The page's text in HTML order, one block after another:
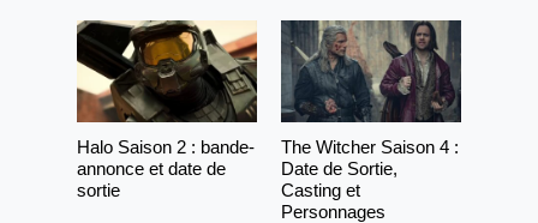
Halo Saison 2 : bande-
annonce et date de
sortie
The Witcher Saison 4 :
Date de Sortie,
Casting et
Personnages